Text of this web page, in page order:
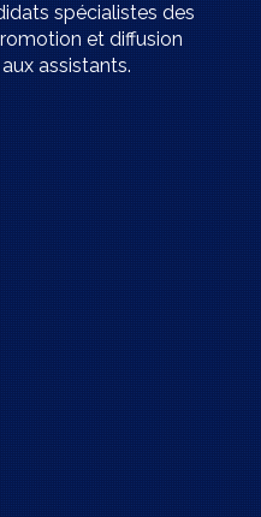
spécialistes des
et diffusion
assistants.